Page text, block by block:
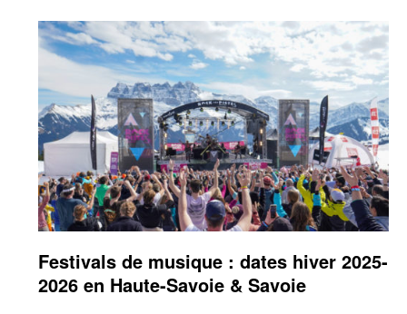
Festivals de musique : dates hiver 2025-
2026 en Haute-Savoie & Savoie